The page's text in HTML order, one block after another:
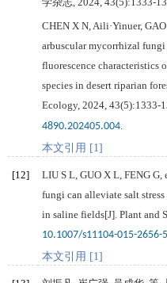
CHEN X N, Aili·Yinuer, GAO
arbuscular mycorrhizal
fluorescence characteristics
species in desert riparian
Ecology, 2024, 43(5):1333-
4890.202405.004.
本文引用 [1]
[12] LIU S L, GUO X L, FENG G,
fungi can alleviate salt
in saline fields[J]. Plant and
10.1007/s11104-015-2656-5
本文引用 [1]